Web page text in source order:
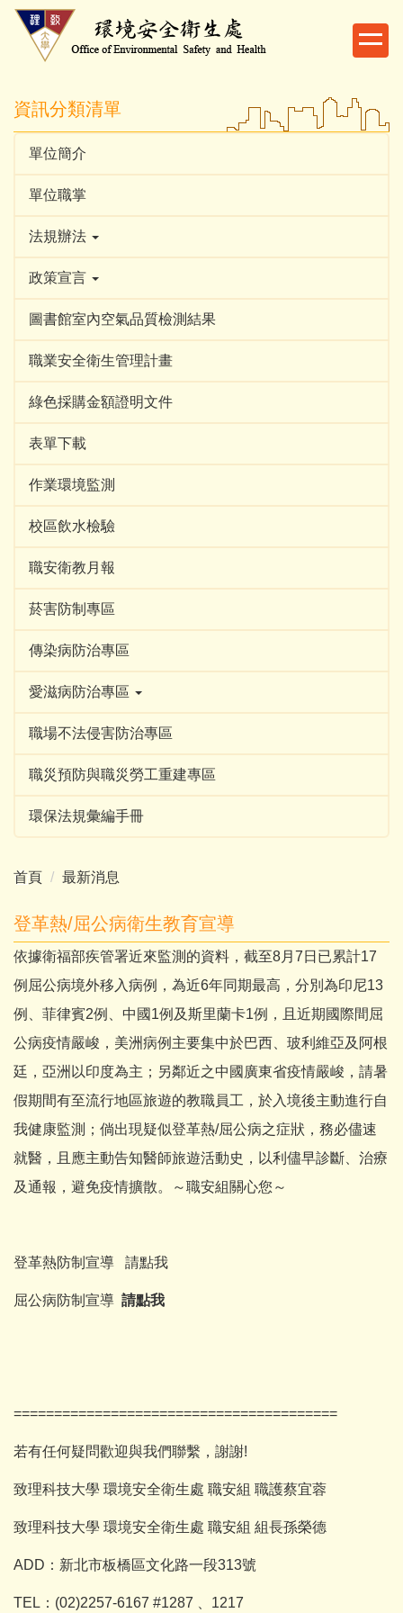
跳
內
容
資訊分類清單
單位簡介
單位職掌
法規辦法
政策宣言
圖書館室內空氣品質檢測結果
職業安全衛生管理計畫
綠色採購金額證明文件
表單下載
作業環境監測
校區飲水檢驗
職安衛教月報
菸害防制專區
傳染病防治專區
愛滋病防治專區
職場不法侵害防治專區
職災預防與職災勞工重建專區
環保法規彙編手冊
首頁 最新消息
登革熱/屈公病衛生教育宣導
依據衛福部疾管署近來監測的資料，截至8月7日已累計17
例屈公病境外移入病例，為近6年同期最高，分別為印尼13
例、菲律賓2例、中國1例及斯里蘭卡1例，且近期國際間屈
公病疫情嚴峻，美洲病例主要集中於巴西、玻利維亞及阿根
廷，亞洲以印度為主；另鄰近之中國廣東省疫情嚴峻，請暑
假期間有至流行地區旅遊的教職員工，於入境後主動進行自
我健康監測；倘出現疑似登革熱/屈公病之症狀，務必儘速
就醫，且應主動告知醫師旅遊活動史，以利儘早診斷、治療
及通報，避免疫情擴散。～職安組關心您～
登革熱防制宣導 請點我
屈公病防制宣導 請點我
========================================
若有任何疑問歡迎與我們聯繫，謝謝!
致理科技大學 環境安全衛生處 職安組 職護蔡宜蓉
致理科技大學 環境安全衛生處 職安組 組長孫榮德
ADD：新北市板橋區文化路一段313號
TEL：(02)2257-6167 #1287 、1217